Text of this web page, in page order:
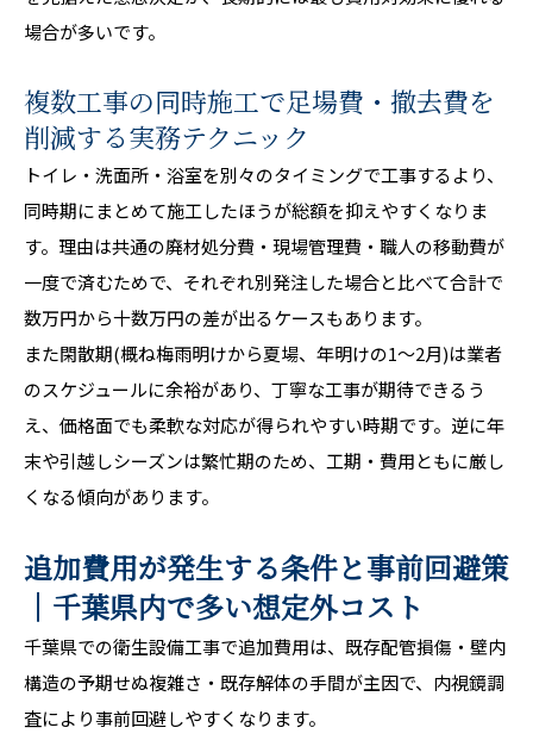
場合が多いです。
複数工事の同時施工で足場費・撤去費を
削減する実務テクニック
トイレ・洗面所・浴室を別々のタイミングで工事するより、
同時期にまとめて施工したほうが総額を抑えやすくなりま
す。理由は共通の廃材処分費・現場管理費・職人の移動費が
一度で済むためで、それぞれ別発注した場合と比べて合計で
数万円から十数万円の差が出るケースもあります。
また閑散期(概ね梅雨明けから夏場、年明けの1〜2月)は業者
のスケジュールに余裕があり、丁寧な工事が期待できるう
え、価格面でも柔軟な対応が得られやすい時期です。逆に年
末や引越しシーズンは繁忙期のため、工期・費用ともに厳し
くなる傾向があります。
追加費用が発生する条件と事前回避策
｜千葉県内で多い想定外コスト
千葉県での衛生設備工事で追加費用は、既存配管損傷・壁内
構造の予期せぬ複雑さ・既存解体の手間が主因で、内視鏡調
査により事前回避しやすくなります。